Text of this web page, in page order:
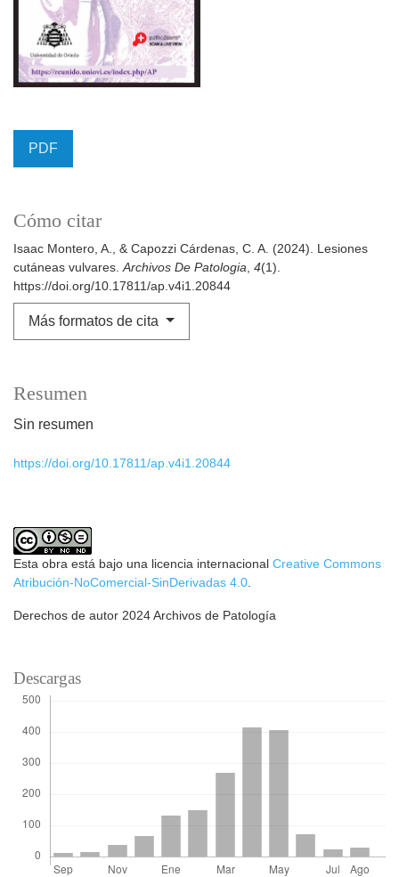
PDF
Cómo citar
Isaac Montero, A., & Capozzi Cárdenas, C. A. (2024). Lesiones
cutáneas vulvares. Archivos De Patologia 4(1).
https://doi.org/10.17811/ap.v4i1.20844
Más formatos de cita
Resumen
Sin resumen
https://doi.org/10.17811/ap.v4i1.20844
Esta obra está bajo una licencia internacional Creative Commons
Atribución-NoComercial-SinDerivadas 4.0
Derechos de autor 2024 Archivos de Patología
Descargas